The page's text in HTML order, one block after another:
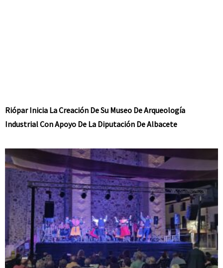
Riópar Inicia La Creación De Su Museo De Arqueología
Industrial Con Apoyo De La Diputación De Albacete